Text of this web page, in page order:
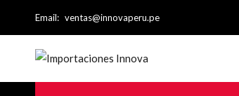
Email: ventas@innovaperu.pe